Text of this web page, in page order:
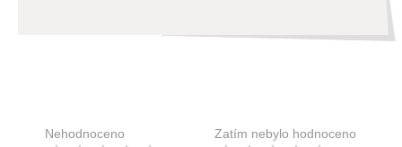
Nehodnoceno Zatím nebylo hodnoceno